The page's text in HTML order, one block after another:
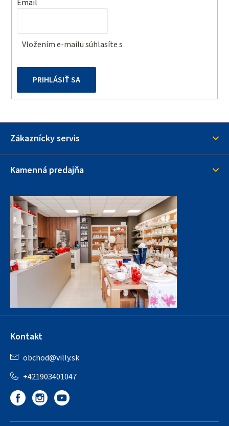
Email
Vložením e-mailu súhlasíte s
PRIHLÁSIŤ SA
Zákaznícky servis
Kamenná predajňa
Kontakt
obchod@villy.sk
+421903401047